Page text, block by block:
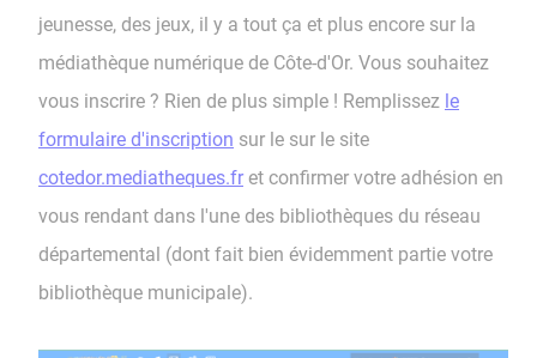
jeunesse, des jeux, il y a tout ça et plus encore sur la
médiathèque numérique de Côte-d'Or. Vous souhaitez
vous inscrire ? Rien de plus simple ! Remplissez le
formulaire d'inscription sur le sur le site
cotedor.mediatheques.fr et confirmer votre adhésion en
vous rendant dans l'une des bibliothèques du réseau
départemental (dont fait bien évidemment partie votre
bibliothèque municipale).